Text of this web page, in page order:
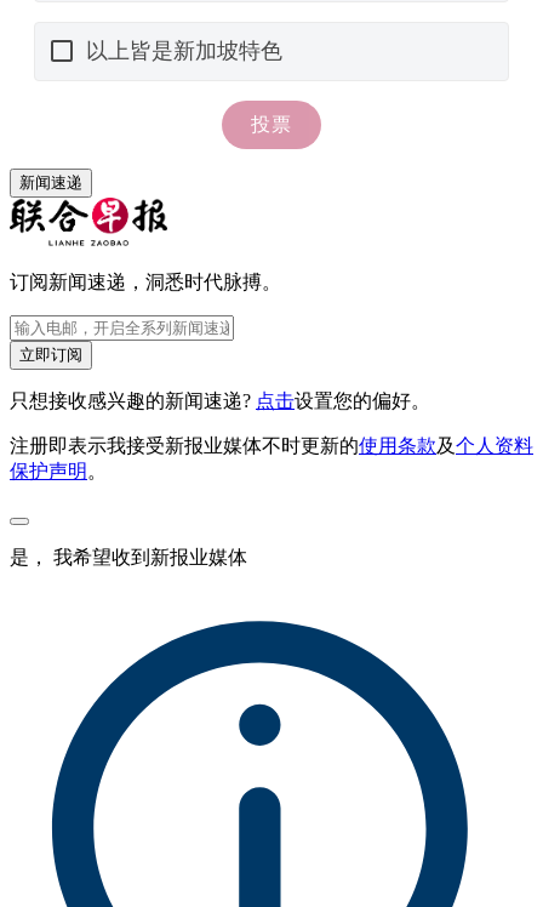
新闻速递
订阅新闻速递，洞悉时代脉搏。
立即订阅
只想接收感兴趣的新闻速递? 点击设置您的偏好。
注册即表示我接受新报业媒体不时更新的使用条款及个人资料
保护声明 。
是， 我希望收到新报业媒体